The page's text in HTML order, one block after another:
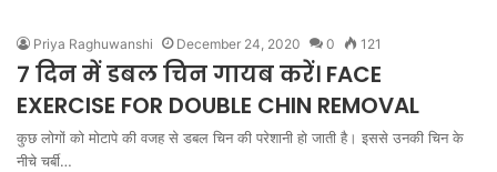
Priya Raghuwanshi December 24, 2020 0 121
7 दिन में डबल चिन गायब करें। FACE
EXERCISE FOR DOUBLE CHIN REMOVAL
कुछ लोगों को मोटापे की वजह से डबल चिन की परेशानी हो जाती है। इससे उनकी चिन के
नीचे चर्बी…